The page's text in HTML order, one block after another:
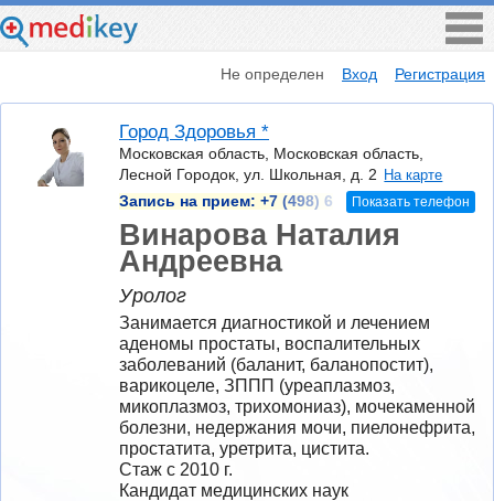
Не определен Вход Регистрация
Город Здоровья *
Московская область, Московская область,
Лесной Городок, ул. Школьная, д. 2 На карте
Запись на прием: +7 (498) 6 Показать телефон
Винарова Наталия
Андреевна
Уролог
Занимается диагностикой и лечением
аденомы простаты, воспалительных
заболеваний (баланит, баланопостит),
варикоцеле, ЗППП (уреаплазмоз,
микоплазмоз, трихомониаз), мочекаменной
болезни, недержания мочи, пиелонефрита,
простатита, уретрита, цистита.
Стаж с 2010 г.
Кандидат медицинских наук